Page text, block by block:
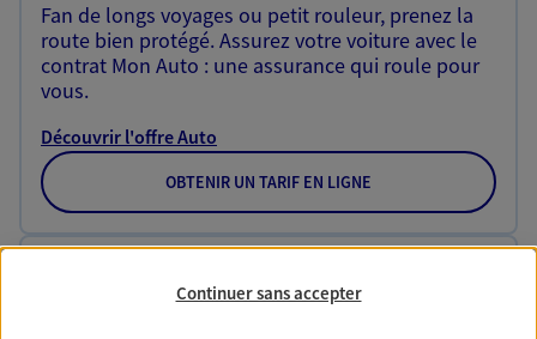
Fan de longs voyages ou petit rouleur, prenez la
route bien protégé. Assurez votre voiture avec le
contrat Mon Auto : une assurance qui roule pour
vous.
Découvrir l'offre Auto
OBTENIR UN TARIF EN LIGNE
Votre logement est unique, comme vous. Le
Continuer sans accepter